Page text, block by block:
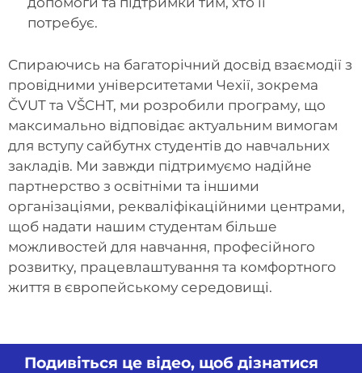
потребує.
Спираючись на багаторічний досвід взаємодії з
провідними університетами Чехії, зокрема
ČVUT та VŠCHT, ми розробили програму, що
максимально відповідає актуальним вимогам
для вступу сайбутнх студентів до навчальних
закладів. Ми завжди підтримуємо надійне
партнерство з освітніми та іншими
організаціями, рекваліфікаційними центрами,
щоб надати нашим студентам більше
можливостей для навчання, професійного
розвитку, працевлаштування та комфортного
життя в європейському середовищі.
Подивіться це відео, щоб дізнатися